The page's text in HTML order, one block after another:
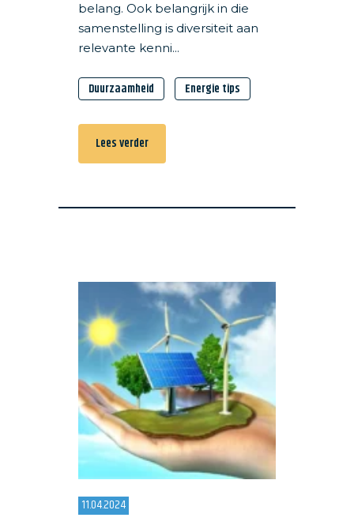
belang. Ook belangrijk in die
samenstelling is diversiteit aan
relevante kenni...
Duurzaamheid Energie tips
Lees verder
11.04.2024